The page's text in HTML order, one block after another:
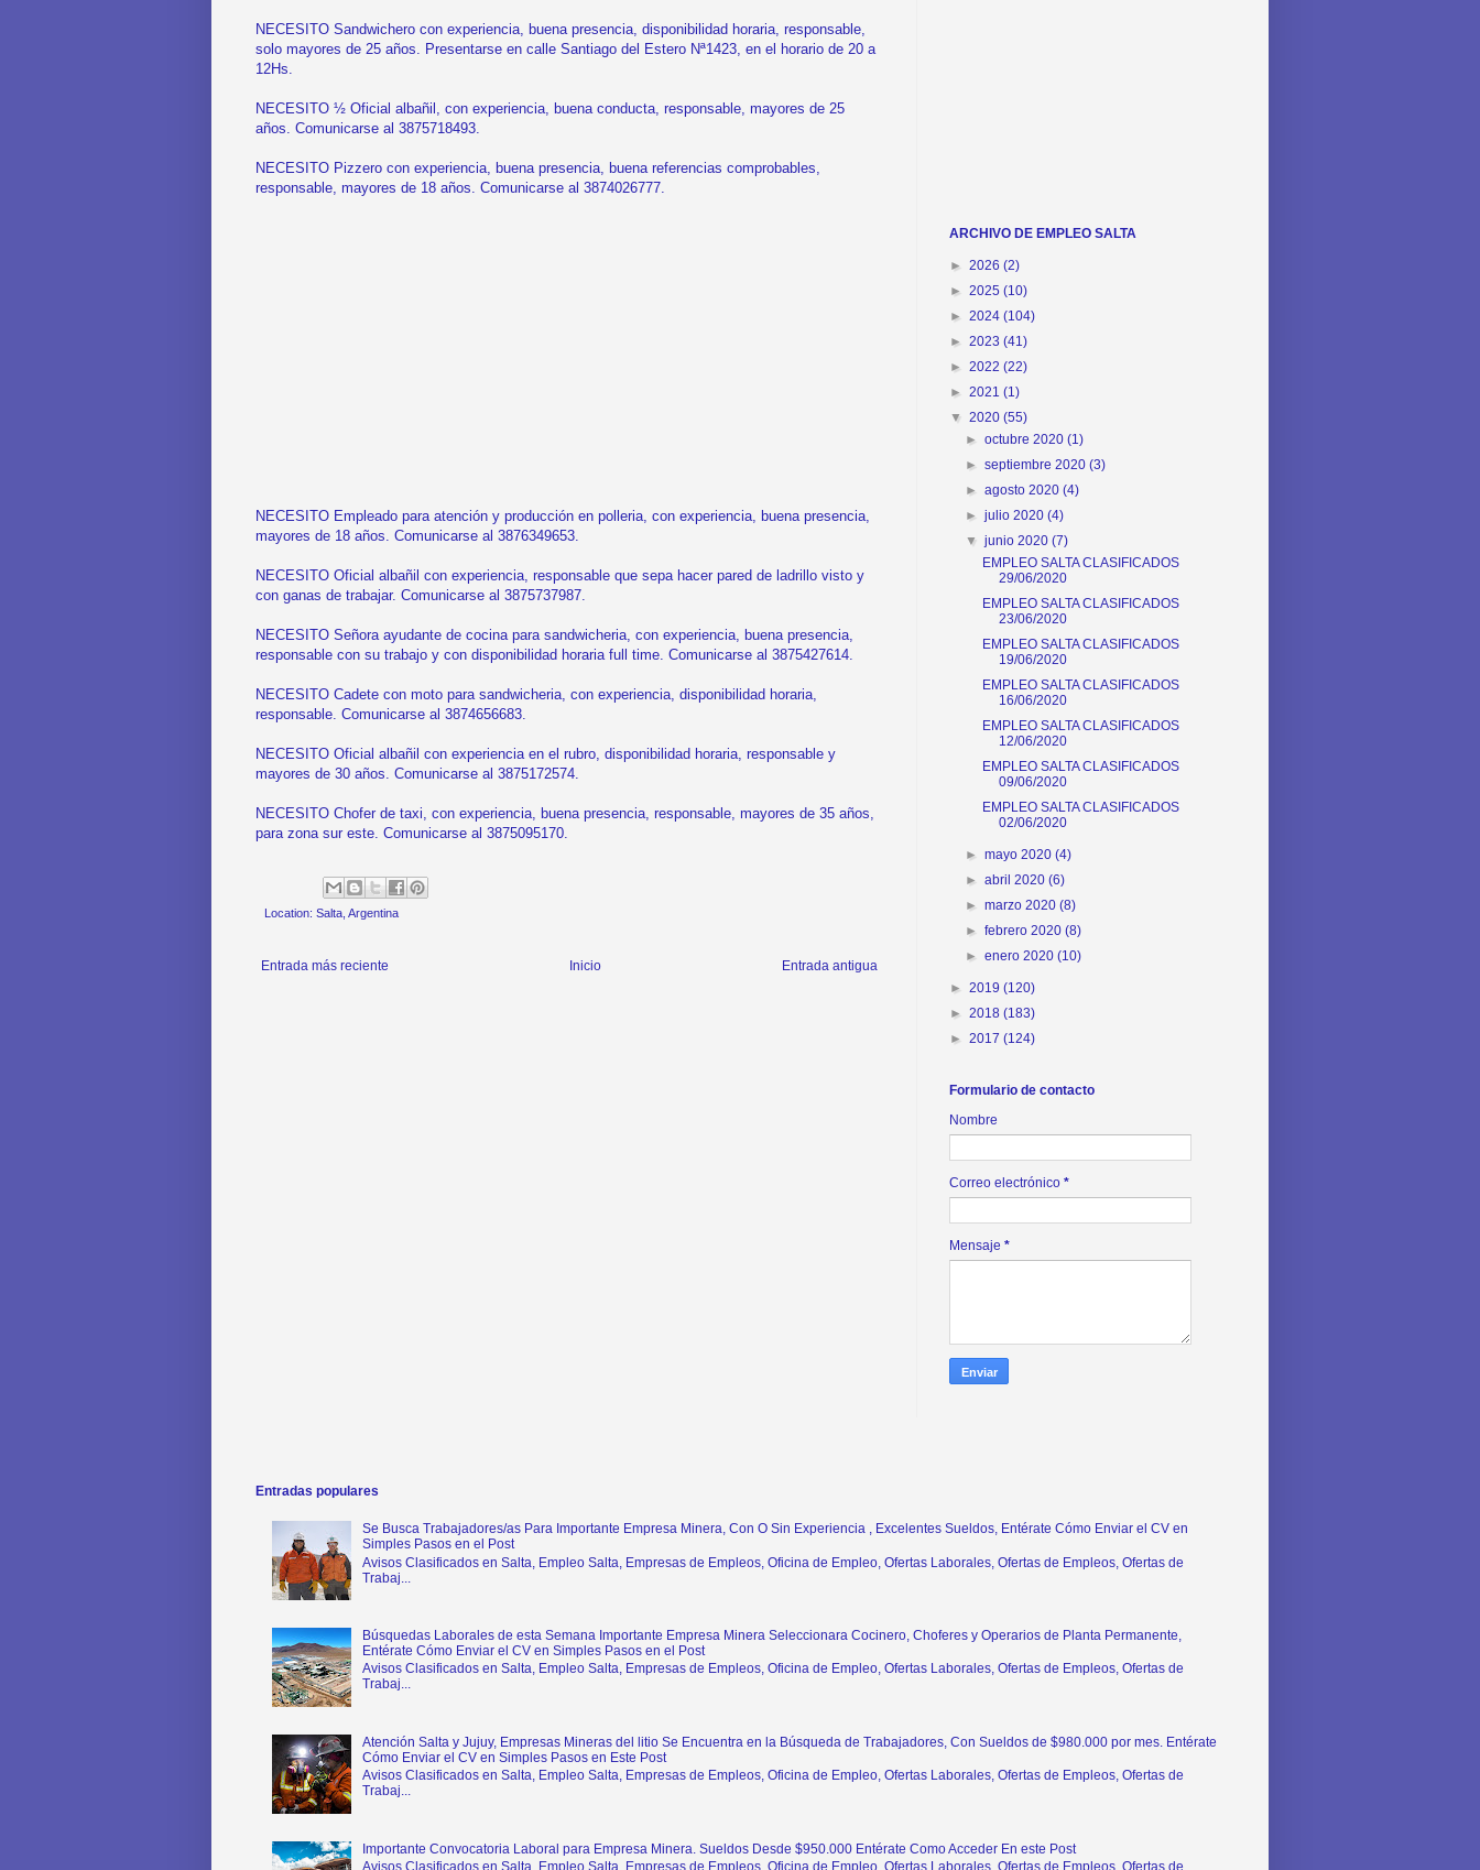
NECESITO Sandwichero con experiencia, buena presencia, disponibilidad horaria, responsable,
solo mayores de 25 años. Presentarse en calle Santiago del Estero Nª1423, en el horario de 20 a
12Hs.
NECESITO ½ Oficial albañil, con experiencia, buena conducta, responsable, mayores de 25
años. Comunicarse al 3875718493.
NECESITO Pizzero con experiencia, buena presencia, buena referencias comprobables,
responsable, mayores de 18 años. Comunicarse al 3874026777.
NECESITO Empleado para atención y producción en polleria, con experiencia, buena presencia,
mayores de 18 años. Comunicarse al 3876349653.
NECESITO Oficial albañil con experiencia, responsable que sepa hacer pared de ladrillo visto y
con ganas de trabajar. Comunicarse al 3875737987.
NECESITO Señora ayudante de cocina para sandwicheria, con experiencia, buena presencia,
responsable con su trabajo y con disponibilidad horaria full time. Comunicarse al 3875427614.
NECESITO Cadete con moto para sandwicheria, con experiencia, disponibilidad horaria,
responsable. Comunicarse al 3874656683.
NECESITO Oficial albañil con experiencia en el rubro, disponibilidad horaria, responsable y
mayores de 30 años. Comunicarse al 3875172574.
NECESITO Chofer de taxi, con experiencia, buena presencia, responsable, mayores de 35 años,
para zona sur este. Comunicarse al 3875095170.
Location: Salta, Argentina
Entrada más reciente Entrada antigua
Inicio
ARCHIVO DE EMPLEO SALTA
► 2026 (2)
► 2025 (10)
► 2024 (104)
► 2023 (41)
► 2022 (22)
► 2021 (1)
▼ 2020 (55)
►octubre 2020(1)
►septiembre 2020(3)
►agosto 2020(4)
►julio 2020(4)
▼junio 2020(7)
EMPLEO SALTA CLASIFICADOS
29/06/2020
EMPLEO SALTA CLASIFICADOS
23/06/2020
EMPLEO SALTA CLASIFICADOS
19/06/2020
EMPLEO SALTA CLASIFICADOS
16/06/2020
EMPLEO SALTA CLASIFICADOS
12/06/2020
EMPLEO SALTA CLASIFICADOS
09/06/2020
EMPLEO SALTA CLASIFICADOS
02/06/2020
►mayo 2020(4)
►abril 2020(6)
►marzo 2020(8)
►febrero 2020(8)
►enero 2020(10)
► 2019 (120)
► 2018 (183)
► 2017 (124)
Formulario de contacto
Nombre
Correo electrónico *
Mensaje *
Entradas populares
Se Busca Trabajadores/as Para Importante Empresa Minera, Con O Sin Experiencia , Excelentes Sueldos, Entérate Cómo Enviar el CV en
Simples Pasos en el Post
Avisos Clasificados en Salta, Empleo Salta, Empresas de Empleos, Oficina de Empleo, Ofertas Laborales, Ofertas de Empleos, Ofertas de
Trabaj...
Búsquedas Laborales de esta Semana Importante Empresa Minera Seleccionara Cocinero, Choferes y Operarios de Planta Permanente,
Entérate Cómo Enviar el CV en Simples Pasos en el Post
Avisos Clasificados en Salta, Empleo Salta, Empresas de Empleos, Oficina de Empleo, Ofertas Laborales, Ofertas de Empleos, Ofertas de
Trabaj...
Atención Salta y Jujuy, Empresas Mineras del litio Se Encuentra en la Búsqueda de Trabajadores, Con Sueldos de $980.000 por mes. Entérate
Cómo Enviar el CV en Simples Pasos en Este Post
Avisos Clasificados en Salta, Empleo Salta, Empresas de Empleos, Oficina de Empleo, Ofertas Laborales, Ofertas de Empleos, Ofertas de
Trabaj...
Importante Convocatoria Laboral para Empresa Minera. Sueldos Desde $950.000 Entérate Como Acceder En este Post
Avisos Clasificados en Salta, Empleo Salta, Empresas de Empleos, Oficina de Empleo, Ofertas Laborales, Ofertas de Empleos, Ofertas de